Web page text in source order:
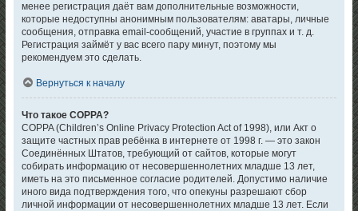
менее регистрация даёт вам дополнительные возможности,
которые недоступны анонимным пользователям: аватары, личные
сообщения, отправка email-сообщений, участие в группах и т. д.
Регистрация займёт у вас всего пару минут, поэтому мы
рекомендуем это сделать.
Вернуться к началу
Что такое COPPA?
COPPA (Children’s Online Privacy Protection Act of 1998), или Акт о
защите частных прав ребёнка в интернете от 1998 г. — это закон
Соединённых Штатов, требующий от сайтов, которые могут
собирать информацию от несовершеннолетних младше 13 лет,
иметь на это письменное согласие родителей. Допустимо наличие
иного вида подтверждения того, что опекуны разрешают сбор
личной информации от несовершеннолетних младше 13 лет. Если